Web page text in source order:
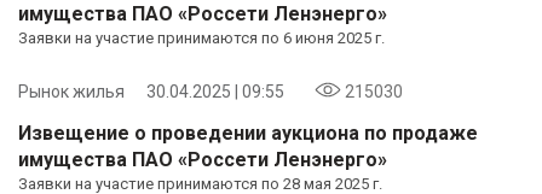
имущества ПАО «Россети Ленэнерго»
Заявки на участие принимаются по 6 июня 2025 г.
Рынок жилья 30.04.2025 | 09:55 215030
Извещение о проведении аукциона по продаже
имущества ПАО «Россети Ленэнерго»
Заявки на участие принимаются по 28 мая 2025 г.